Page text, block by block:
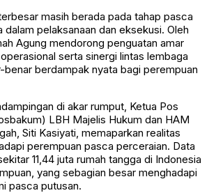
masih berada pada tahap pasca
dalam pelaksanaan dan eksekusi. Oleh
Agung mendorong penguatan amar
serta sinergi lintas lembaga
benar berdampak nyata bagi perempuan
di akar rumput, Ketua Pos
LBH Majelis Hukum dan HAM
Siti Kasiyati, memaparkan realitas
perempuan pasca perceraian. Data
11,44 juta rumah tangga di Indonesia
yang sebagian besar menghadapi
pasca putusan.